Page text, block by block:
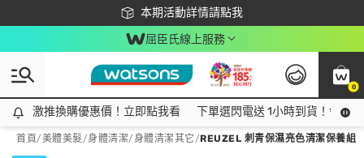
本期活動詳情請點我
下載app最高回饋$350
屈臣氏線上服務
0
激推換購優惠價！立即點我看
激推換購優惠價！立即點我看 下單選閃電送 1小時到貨！領神
首頁/美體美髮/身體清潔/身體清潔其它/REUZEL 刺青保濕亮色清潔保養組